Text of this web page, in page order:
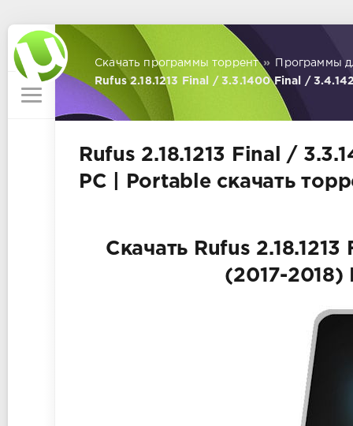
Скачать программы торрент »
Программы
Rufus 2.18.1213 Final / 3.3.1400 Final /
Rufus 2.18.1213 Final /
PC | Portable скачать
Скачать Rufus
(2017-2018)